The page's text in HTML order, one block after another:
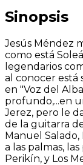
Sinopsis
Jesús Méndez
como está
legendarios
al conocer está
en "Voz del
profundo,...en
Jerez, pero le
de la guitarra
Manuel Salado,
a las palmas,
Perikín, y Los